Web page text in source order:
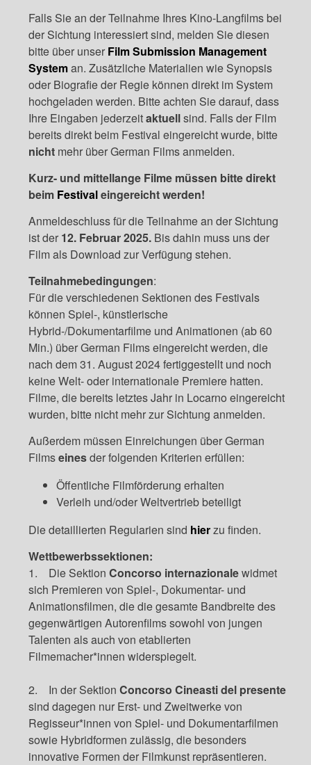
Falls Sie an der Teilnahme Ihres Kino-Langfilms bei
der Sichtung interessiert sind, melden Sie diesen
bitte über unser Film Submission Management
Systeman. Zusätzliche Materialien wie Synopsis
oder Biografie der Regie können direkt im System
hochgeladen werden. Bitte achten Sie darauf, dass
Ihre Eingaben jederzeitaktuellsind. Falls der Film
bereits direkt beim Festival eingereicht wurde, bitte
nichtmehr über German Films anmelden.
Kurz- und mittellange Filme müssen bitte direkt
beim Festivaleingereicht werden!
Anmeldeschluss für die Teilnahme an der Sichtung
ist der 12. Februar 2025. Bis dahin muss uns der
Film als Download zur Verfügung stehen.
Teilnahmebedingungen:
Für die verschiedenen Sektionen des Festivals
können Spiel-, künstlerische
Hybrid-/Dokumentarfilme und Animationen (ab 60
Min.) über German Films eingereicht werden, die
nach dem 31. August 2024 fertiggestellt und noch
keine Welt- oder internationale Premiere hatten.
Filme, die bereits letztes Jahr in Locarno eingereicht
wurden, bitte nicht mehr zur Sichtung anmelden.
Außerdem müssen Einreichungen über German
Filmseinesder folgenden Kriterien erfüllen:
Öffentliche Filmförderung erhalten
Verleih und/oder Weltvertrieb beteiligt
Die detaillierten Regularien sind hierzu finden.
Wettbewerbssektionen:
1. Die Sektion Concorso internazionalewidmet
sich Premieren von Spiel-, Dokumentar- und
Animationsfilmen, die die gesamte Bandbreite des
gegenwärtigen Autorenfilms sowohl von jungen
Talenten als auch von etablierten
Filmemacher*innen widerspiegelt.
2. In der Sektion Concorso Cineasti del presente
sind dagegen nur Erst- und Zweitwerke von
Regisseur*innen von Spiel- und Dokumentarfilmen
sowie Hybridformen zulässig, die besonders
innovative Formen der Filmkunst repräsentieren.